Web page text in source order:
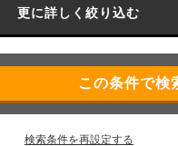
更に詳しく絞り込む
検索条件を再設定する